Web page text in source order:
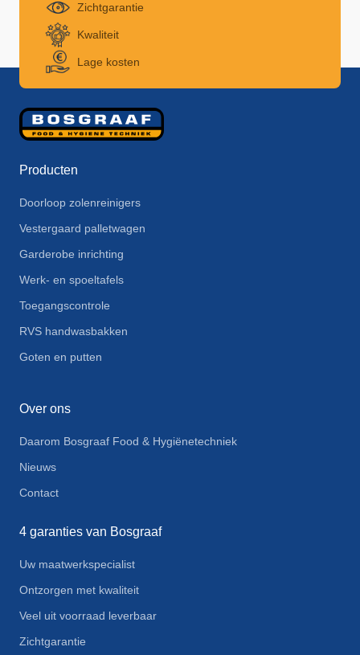
Zichtgarantie
Kwaliteit
Lage kosten
Producten
Doorloop zolenreinigers
Vestergaard palletwagen
Garderobe inrichting
Werk- en spoeltafels
Toegangscontrole
RVS handwasbakken
Goten en putten
Over ons
Daarom Bosgraaf Food & Hygiënetechniek
Nieuws
Contact
4 garanties van Bosgraaf
Uw maatwerkspecialist
Ontzorgen met kwaliteit
Veel uit voorraad leverbaar
Zichtgarantie